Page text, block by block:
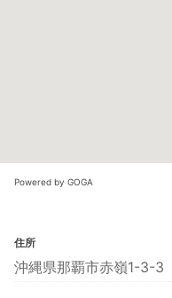
Powered by GOGA
住所
沖縄県那覇市赤嶺1-3-3